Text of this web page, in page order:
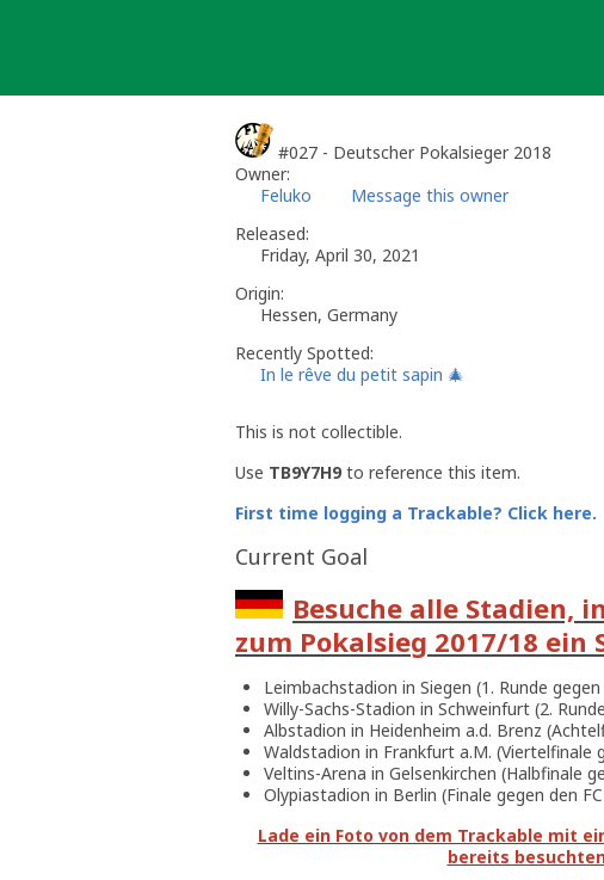
#027 - Deutscher Pokalsieger 2018
Owner:
Feluko
Message this owner
Released:
Friday, April 30, 2021
Origin:
Hessen, Germany
Recently Spotted:
In le rêve du petit sapin 🎄​
This is not collectible.
Use TB9Y7H9to reference this item.
First time logging a Trackable? Click here.
Current Goal
Besuche alle Stadien,
zum Pokalsieg 2017/18 ein
Leimbachstadion in Siegen (1. Runde
Willy-Sachs-Stadion in Schweinfurt (2.
Albstadion in Heidenheim a.d. Brenz
Waldstadion in Frankfurt a.M. (Viertelfinale
Veltins-Arena in Gelsenkirchen (Halbfinale
Olypiastadion in Berlin (Finale gegen den
Lade ein Foto von dem Trackable mit
bereits